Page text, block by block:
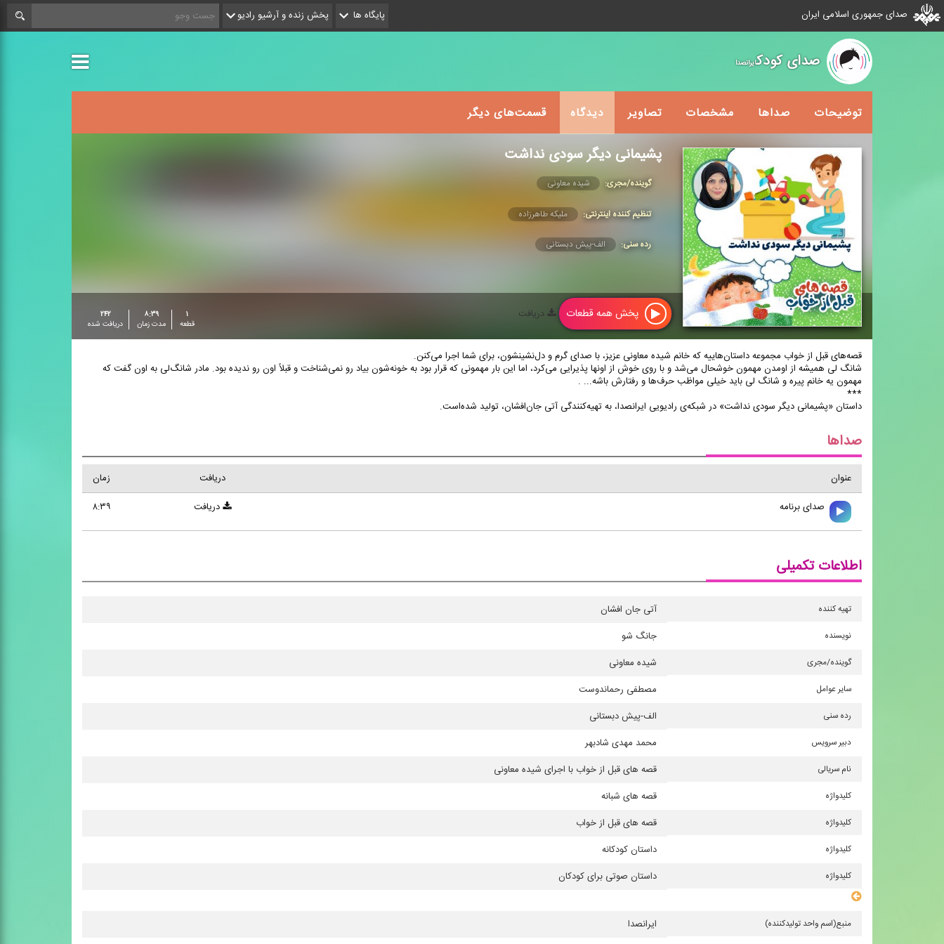
صدای جمهوری اسلامی ایران پایگاه ها پخش زنده و آرشیو رادیو
صدای کودکایرانصدا
توضیحات صداها مشخصات تصاویر دیدگاه قسمت‌های دیگر
پشیمانی دیگر سودی نداشت
گوینده/مجری: شیده معاونی
تنظیم کننده اینترنتی: ملیكه طاهرزاده
رده سنی: الف-پیش دبستانی
۱
قطعه
۸:۳۹
مدت زمان
۲۴۲
دریافت شده
پخش همه قطعات دریافت
قصه‌های قبل از خواب مجموعه داستان‌هاییه که خانم شیده معاونی عزیز، با صدای گرم و دل‌نشینشون، برای شما اجرا می‌کنن.
شانگ لی همیشه از اومدن مهمون خوشحال می‌شد و با روی خوش از اونها پذیرایی می‌کرد، اما این بار مهمونی که قرار بود به خونه‌شون بیاد رو نمی‌شناخت و قبلاً اون رو ندیده بود. مادر شانگ‌‌لی به اون گفت که
مهمون یه خانم پیره و شانگ لی باید خیلی مواظب حرف‌‌ها و رفتارش باشه... .
***
داستان «پشیمانی دیگر سودی نداشت» در شبکه‌ی رادیویی ایرانصدا، به تهیه‌کنندگی آتی جان‌افشان، تولید شده‌‌‌است.
صداها
عنوان زمان
دریافت
صدای برنامه
۸:۳۹ دریافت
اطلاعات تکمیلی
تهیه كننده آتی جان افشان
نویسنده جانگ شو
گوینده/مجری شیده معاونی
سایر عوامل مصطفی رحماندوست
رده سنی الف-پیش دبستانی
دبیر سرویس محمد مهدی شادبهر
نام سریالی قصه های قبل از خواب با اجرای شیده معاونی
كلیدواژه قصه های شبانه
كلیدواژه قصه های قبل از خواب
كلیدواژه داستان كودكانه
كلیدواژه داستان صوتی برای كودكان
منبع(اسم واحد تولیدكننده) ایرانصدا